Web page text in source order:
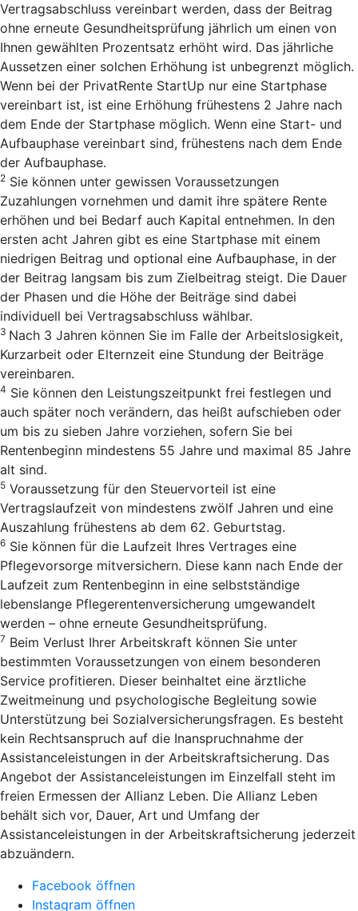
Vertragsabschluss vereinbart werden, dass der Beitrag
ohne erneute Gesundheitsprüfung jährlich um einen von
Ihnen gewählten Prozentsatz erhöht wird. Das jährliche
Aussetzen einer solchen Erhöhung ist unbegrenzt möglich.
Wenn bei der PrivatRente StartUp nur eine Startphase
vereinbart ist, ist eine Erhöhung frühestens 2 Jahre nach
dem Ende der Startphase möglich. Wenn eine Start- und
Aufbauphase vereinbart sind, frühestens nach dem Ende
der Aufbauphase.
2 Sie können unter gewissen Voraussetzungen
Zuzahlungen vornehmen und damit ihre spätere Rente
erhöhen und bei Bedarf auch Kapital entnehmen. In den
ersten acht Jahren gibt es eine Startphase mit einem
niedrigen Beitrag und optional eine Aufbauphase, in der
der Beitrag langsam bis zum Zielbeitrag steigt. Die Dauer
der Phasen und die Höhe der Beiträge sind dabei
individuell bei Vertragsabschluss wählbar.
3 Nach 3 Jahren können Sie im Falle der Arbeitslosigkeit,
Kurzarbeit oder Elternzeit eine Stundung der Beiträge
vereinbaren.
4 Sie können den Leistungszeitpunkt frei festlegen und
auch später noch verändern, das heißt aufschieben oder
um bis zu sieben Jahre vorziehen, sofern Sie bei
Rentenbeginn mindestens 55 Jahre und maximal 85 Jahre
alt sind.
5 Voraussetzung für den Steuervorteil ist eine
Vertragslaufzeit von mindestens zwölf Jahren und eine
Auszahlung frühestens ab dem 62. Geburtstag.
6 Sie können für die Laufzeit Ihres Vertrages eine
Pflegevorsorge mitversichern. Diese kann nach Ende der
Laufzeit zum Rentenbeginn in eine selbstständige
lebenslange Pflegerentenversicherung umgewandelt
werden – ohne erneute Gesundheitsprüfung.
7 Beim Verlust Ihrer Arbeitskraft können Sie unter
bestimmten Voraussetzungen von einem besonderen
Service profitieren. Dieser beinhaltet eine ärztliche
Zweitmeinung und psychologische Begleitung sowie
Unterstützung bei Sozialversicherungsfragen. Es besteht
kein Rechtsanspruch auf die Inanspruchnahme der
Assistanceleistungen in der Arbeitskraftsicherung. Das
Angebot der Assistanceleistungen im Einzelfall steht im
freien Ermessen der Allianz Leben. Die Allianz Leben
behält sich vor, Dauer, Art und Umfang der
Assistanceleistungen in der Arbeitskraftsicherung jederzeit
abzuändern.
Facebook öffnen
Instagram öffnen